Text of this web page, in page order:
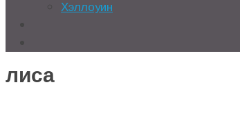
Хэллоуин
лиса